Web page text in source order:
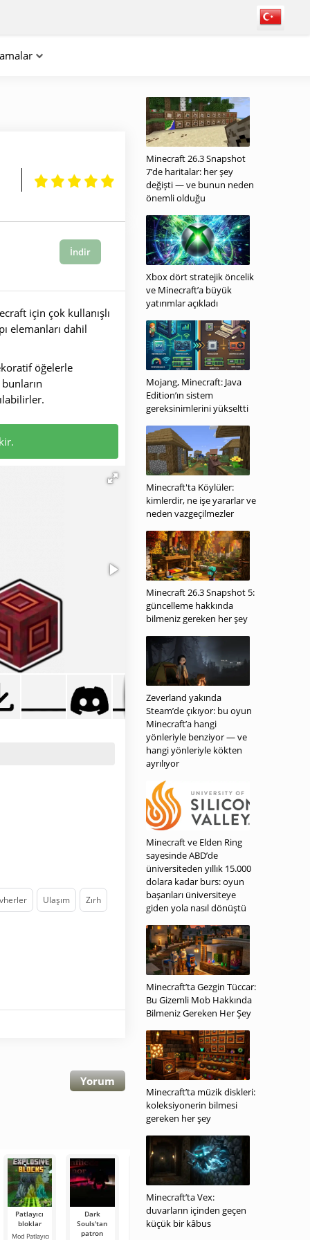
İndir
için çok kullanışlı
elemanları dahil
öğelerle
Ulaşım Zırh
Yorum
Patlayıcı
bloklar
Mod Patlayıcı
Dark
Souls'tan
patron
Ölümcül
şirket
Otomatik
cevher
Minecraft 26.3 Snapshot
7’de haritalar: her şey
değişti — ve bunun neden
önemli olduğu
Xbox dört stratejik öncelik
ve Minecraft’a büyük
yatırımlar açıkladı
Mojang, Minecraft: Java
Edition’ın sistem
gereksinimlerini yükseltti
Minecraft'ta Köylüler:
kimlerdir, ne işe yararlar ve
neden vazgeçilmezler
Minecraft 26.3 Snapshot 5:
güncelleme hakkında
bilmeniz gereken her şey
Zeverland yakında
Steam’de çıkıyor: bu oyun
Minecraft’a hangi
yönleriyle benziyor — ve
hangi yönleriyle kökten
ayrılıyor
Minecraft ve Elden Ring
sayesinde ABD’de
üniversiteden yıllık 15.000
dolara kadar burs: oyun
başarıları üniversiteye
giden yola nasıl dönüştü
Minecraft’ta Gezgin Tüccar:
Bu Gizemli Mob Hakkında
Bilmeniz Gereken Her Şey
Minecraft’ta müzik diskleri:
koleksiyonerin bilmesi
gereken her şey
Minecraft’ta Vex:
duvarların içinden geçen
küçük bir kâbus